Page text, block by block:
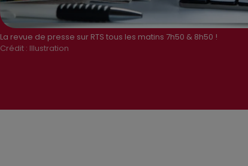
La revue de presse sur RTS tous les matins 7h50 & 8h50 !
Crédit : Illustration